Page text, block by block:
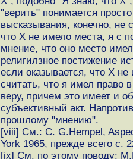
"верить" понимается
высказывания, конечно,
что Х не имело места, я с
мнение, что оно место
религилзное постижение
если оказывается, что Х
считать, что я имел право
веру, причем это имеет и
субъективный акт.
прошлому "мнению".
[viii] См.: С. G.Hempel,
York 1965, прежде всего с.
[ix] См. по этому поводу: